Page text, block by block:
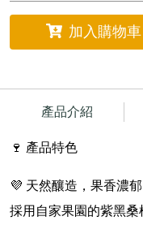
加入購物車
產品介紹
🍷 產品特色
💜 天然釀造，果香濃郁
採用自家果園的紫黑